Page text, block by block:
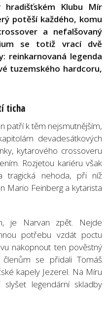
Klubu Mír
potěší každého, komu
a nefalšovaný
se totiž vrací dvě
reinkarnovaná legenda
tuzemského hardcoru,
ticha
patří k těm nejsmutnějším,
devadesátkových
kytarového crossoveru
Rozjetou kariéru však
tragická nehoda, při níž
Mario Feinberg a kytarista
je Narvan zpět. Nejde
potřebu vzdát poctu
nakopnout ten pověstný
se přidali Tomáš
kapely Jezerel. Na Míru
legendární skladby